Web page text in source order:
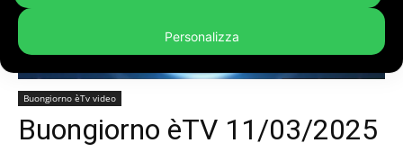
Buongiorno èTv video
Buongiorno èTV 11/03/2025
Personalizza